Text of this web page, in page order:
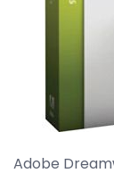
Adobe